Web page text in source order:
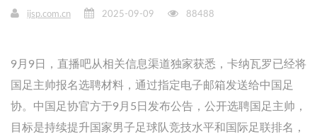
ijsp.com.cn 2025-09-09 88488
9月9日，直播吧从相关信息渠道独家获悉，卡纳瓦罗已经将
国足主帅报名选聘材料，通过指定电子邮箱发送给中国足
协。中国足协官方于9月5日发布公告，公开选聘国足主帅，
目标是持续提升国家男子足球队竞技水平和国际足联排名，